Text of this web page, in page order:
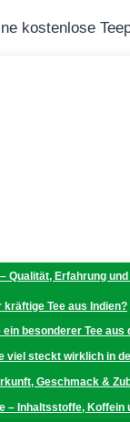
kostenlose
Qualität, Erfahrung
Tee aus Indien?
besonderer Tee
viel steckt wirklich in
Geschmack &
– Inhaltsstoffe, Koffein